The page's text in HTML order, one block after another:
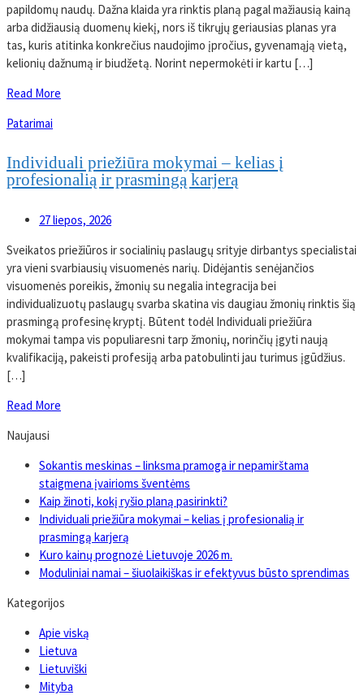
papildomų naudų. Dažna klaida yra rinktis planą pagal mažiausią kainą
arba didžiausią duomenų kiekį, nors iš tikrųjų geriausias planas yra
tas, kuris atitinka konkrečius naudojimo įpročius, gyvenamąją vietą,
kelionių dažnumą ir biudžetą. Norint nepermokėti ir kartu […]
Read More
Patarimai
Individuali priežiūra mokymai – kelias į
profesionalią ir prasmingą karjerą
27 liepos, 2026
Sveikatos priežiūros ir socialinių paslaugų srityje dirbantys specialistai
yra vieni svarbiausių visuomenės narių. Didėjantis senėjančios
visuomenės poreikis, žmonių su negalia integracija bei
individualizuotų paslaugų svarba skatina vis daugiau žmonių rinktis šią
prasmingą profesinę kryptį. Būtent todėl Individuali priežiūra
mokymai tampa vis populiaresni tarp žmonių, norinčių įgyti naują
kvalifikaciją, pakeisti profesiją arba patobulinti jau turimus įgūdžius.
[…]
Read More
Naujausi
Sokantis meskinas – linksma pramoga ir nepamirštama
staigmena įvairioms šventėms
Kaip žinoti, kokį ryšio planą pasirinkti?
Individuali priežiūra mokymai – kelias į profesionalią ir
prasmingą karjerą
Kuro kainų prognozė Lietuvoje 2026 m.
Moduliniai namai – šiuolaikiškas ir efektyvus būsto sprendimas
Kategorijos
Apie viską
Lietuva
Lietuviški
Mityba